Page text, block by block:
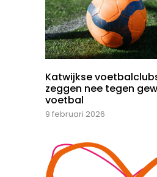
Katwijkse
zeggen nee tegen
voetbal
9 februari 2026